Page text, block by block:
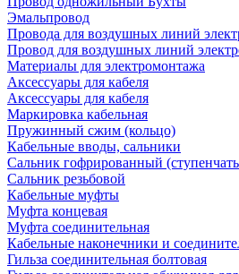
Эмальпровод
Провода для воздушных линий
Провод для воздушных линий
Материалы для электромонтажа
Аксессуары для кабеля
Аксессуары для кабеля
Маркировка кабельная
Пружинный сжим (кольцо)
Кабельные вводы, сальники
Сальник гофрированный
Сальник резьбовой
Кабельные муфты
Муфта концевая
Муфта соединительная
Кабельные наконечники и
Гильза соединительная болтовая